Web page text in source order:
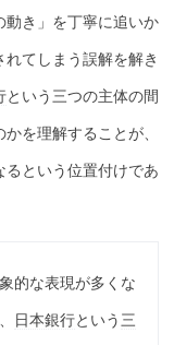
動き」を丁寧に追いか
てしまう誤解を解き
という三つの主体の間
を理解することが、
という位置付けであ
的な表現が多くな
日本銀行という 三